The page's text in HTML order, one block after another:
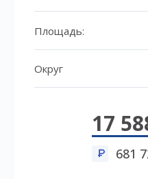
Площадь:
Округ
17
681